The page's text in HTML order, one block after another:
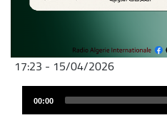
15/04/2026 - 17:23
00:00